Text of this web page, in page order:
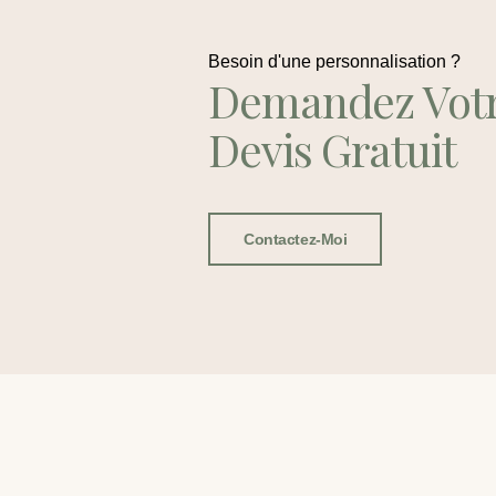
Besoin d'une personnalisation ?
Demandez
Devis Gratuit
Contactez-Moi